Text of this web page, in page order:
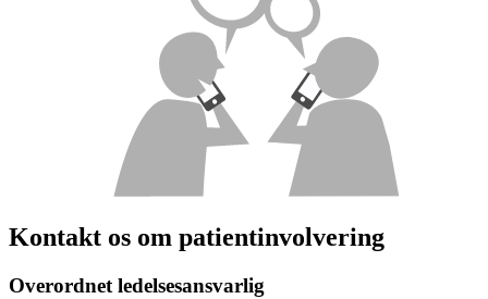
Kontakt os om patientinvolvering
Overordnet ledelsesansvarlig